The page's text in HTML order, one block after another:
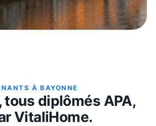
ÀBAYONNE
, tous diplômés APA,
VitaliHome.